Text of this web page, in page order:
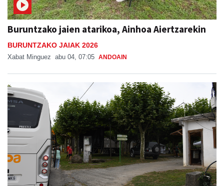
Buruntzako jaien atarikoa, Ainhoa Aiertzarekin
BURUNTZAKO JAIAK 2026
Xabat Minguez abu 04, 07:05 ANDOAIN